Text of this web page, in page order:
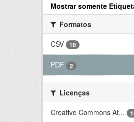
Mostrar somente
Formatos
CSV
10
PDF 2
Licenças
Creative Commons At...